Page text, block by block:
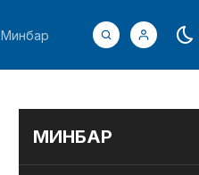
Минбар
МИНБАР